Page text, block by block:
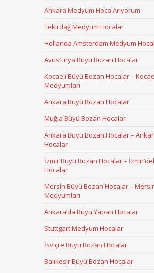
Ankara Medyum Hoca Arıyorum
Tekirdağ Medyum Hocalar
Hollanda Amsterdam Medyum
Avusturya Büyü Bozan Hocalar
Kocaeli Büyü Bozan Hocalar –
Medyumları
Ankara Büyü Bozan Hocalar
Muğla Büyü Bozan Hocalar
Ankara Büyü Bozan Hocalar –
Hocalar
İzmir Büyü Bozan Hocalar –
Hocalar
Mersin Büyü Bozan Hocalar –
Medyumları
Ankara’da Büyü Yapan Hocalar
Stuttgart Medyum Hocalar
İsviçre Büyü Bozan Hocalar
Balıkesir Büyü Bozan Hocalar